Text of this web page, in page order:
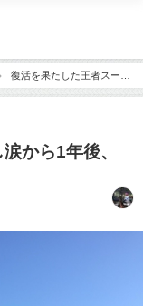
復活を果たした王者スー
から1年後、